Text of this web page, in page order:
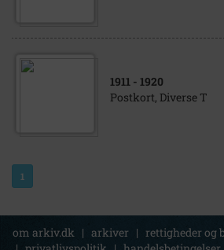
1911 - 1920
Postkort, Diverse T
1
om arkiv.dk | arkiver | rettigheder og